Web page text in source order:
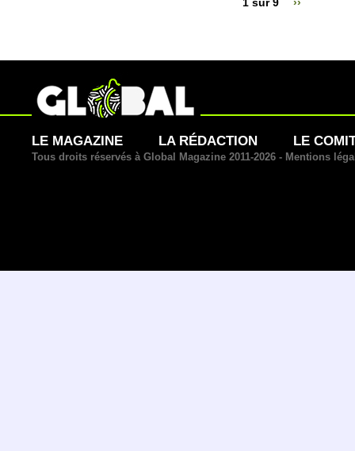
LE MAGAZINE LA RÉDACTION LE
Tous droits réservés à Global Magazine 2011-2026 - Mentions